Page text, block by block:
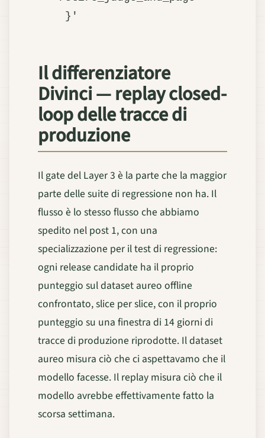
Il differenziatore
Divinci — replay closed-
loop delle tracce di
produzione
Il gate del Layer 3 è la parte che la maggior
parte delle suite di regressione non ha. Il
flusso è lo stesso flusso che abbiamo
spedito nel post 1, con una
specializzazione per il test di regressione:
ogni release candidate ha il proprio
punteggio sul dataset aureo offline
confrontato, slice per slice, con il proprio
punteggio su una finestra di 14 giorni di
tracce di produzione riprodotte. Il dataset
aureo misura ciò che ci aspettavamo che il
modello facesse. Il replay misura ciò che il
modello avrebbe effettivamente fatto la
scorsa settimana.